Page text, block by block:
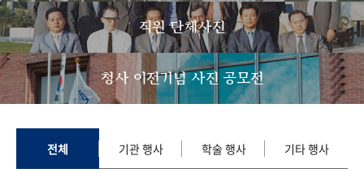
기록물 아카이브
사진 아카이브 문서 기록물 행정박물 영상 기록물
50+1 주년 기념
성과 50선 숫자로 보는 50년
세계와 함께 한 KIHASA
직원 단체사진
청사 이전기념 사진 공모전
전체 기관 행사 학술 행사 기타 행사